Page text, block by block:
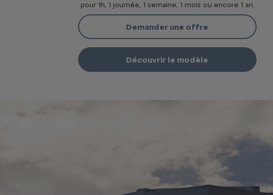
pour 1h, 1 journée, 1 semaine, 1 mois ou encore 1 an.
Demander une offre
Découvrir le modèle